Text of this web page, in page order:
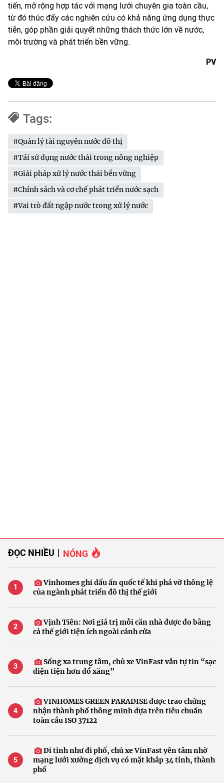
tiến, mở rộng hợp tác với mạng lưới chuyên gia toàn cầu,
từ đó thúc đẩy các nghiên cứu có khả năng ứng dụng thực
tiễn, góp phần giải quyết những thách thức lớn về nước,
môi trường và phát triển bền vững.
PV
Tags:
#Quản lý tài nguyên nước đô thị
#Tái sử dụng nước thải trong nông nghiệp
#Giải pháp xử lý nước thải bền vững
#Chính sách và cơ chế phát triển nước sạch
#Vai trò đất ngập nước trong xử lý nước
ĐỌC NHIỀU NÓNG
Vinhomes ghi dấu ấn quốc tế khi phá vỡ thông lệ
của ngành phát triển đô thị thế giới
Vịnh Tiên: Nơi giá trị mỗi căn nhà được đo bằng
cả thế giới tiện ích ngoài cánh cửa
Sống xa trung tâm, chủ xe VinFast vẫn tự tin “sạc
điện tiện hơn đổ xăng”
VINHOMES GREEN PARADISE được trao chứng
nhận thành phố thông minh dựa trên tiêu chuẩn
toàn cầu ISO 37122
Đi tỉnh như đi phố, chủ xe VinFast yên tâm nhờ
mạng lưới xưởng dịch vụ có mặt khắp 34 tỉnh, thành
phố